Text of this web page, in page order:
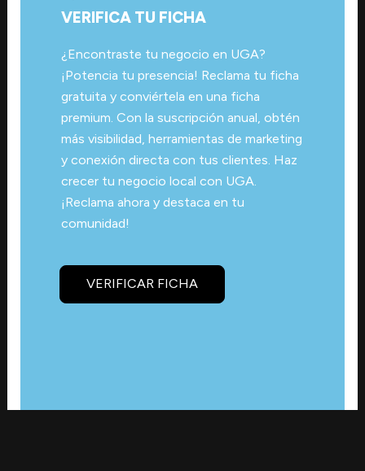
VERIFICA TU FICHA
¿Encontraste tu negocio en UGA?
¡Potencia tu presencia! Reclama tu ficha
gratuita y conviértela en una ficha
premium. Con la suscripción anual, obtén
más visibilidad, herramientas de marketing
y conexión directa con tus clientes. Haz
crecer tu negocio local con UGA.
¡Reclama ahora y destaca en tu
comunidad!
VERIFICAR FICHA